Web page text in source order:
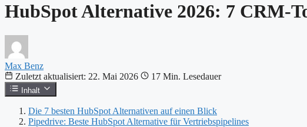
HubSpot Alternative 2026: 7 CRM-
Max Benz
Zuletzt aktualisiert: 22. Mai 2026
17 Min. Lesedauer
Inhalt
Die 7 besten HubSpot Alternativen auf einen Blick
Pipedrive: Beste HubSpot Alternative für Vertriebspipelines